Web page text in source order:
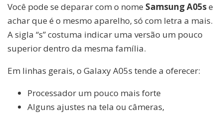
Você pode se deparar com o nome Samsung A05se
achar que é o mesmo aparelho, só com letra a mais.
A sigla “s” costuma indicar uma versão um pouco
superior dentro da mesma família.
Em linhas gerais, o Galaxy A05s tende a oferecer:
Processador um pouco mais forte
Alguns ajustes na tela ou câmeras,